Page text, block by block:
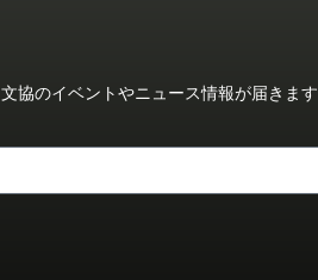
協のイベントやニュース情報が届きます